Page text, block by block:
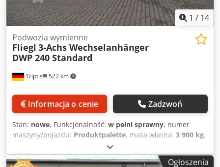
1 / 14
Triptis 522 km
Podwozia wymienne
Fliegl 3-Achs Wechselanhänger
DWP 240 Standard
Informacja o cenie Zadzwoń
Stan: nowe, Funkcjonalność: w pełni sprawny, numer
maszyny/pojazdu: Produktpalette, masa własna: 3 900 kg,
20 100 kg
24 000 kg, konfiguracja osi:3 osie, całkowita długość:9 200
Ogłoszenia